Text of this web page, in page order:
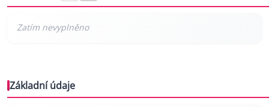
Základní údaje